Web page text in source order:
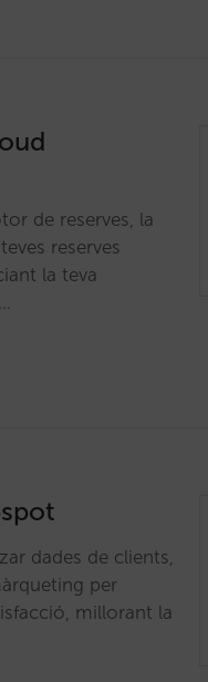
de reserves, la
reserves
la teva
dades de clients,
per
millorant la